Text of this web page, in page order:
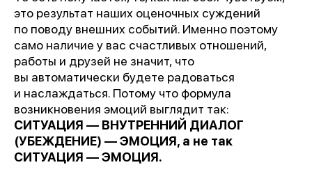
это результат наших оценочных суждений
по поводу внешних событий. Именно поэтому
само наличие у вас счастливых отношений,
работы и друзей не значит, что
вы автоматически будете радоваться
и наслаждаться. Потому что формула
возникновения эмоций выглядит так:
СИТУАЦИЯ — ВНУТРЕННИЙ ДИАЛОГ
(УБЕЖДЕНИЕ) — ЭМОЦИЯ, а не так
СИТУАЦИЯ — ЭМОЦИЯ.